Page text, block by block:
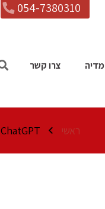
054-7380310
מדיה צרו קשר
ראשי ChatGPT